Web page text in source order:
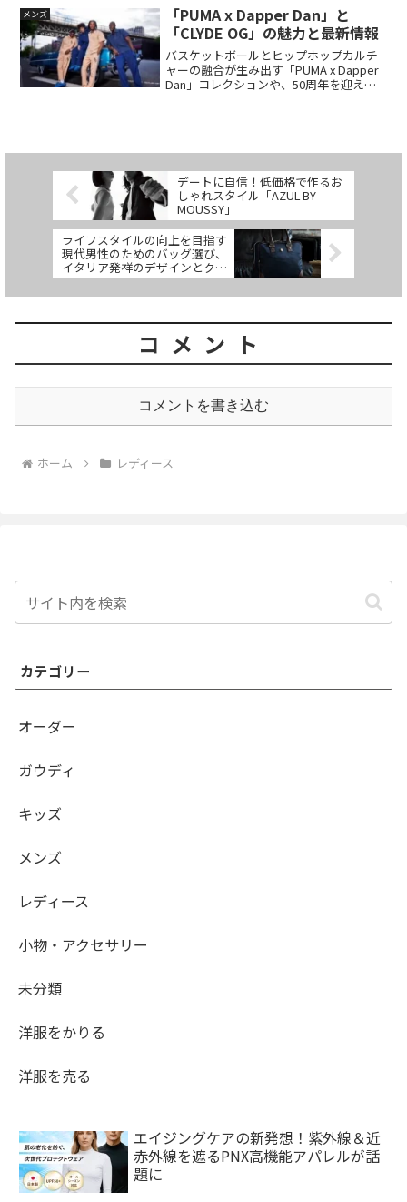
など、幅広い情報をお届けします。さら
に、洗濯やケアの方法、ファッションシ
ョーの魅力、季節ごとのコレクションな
どもお伝えします。さあ、ラルフローレ
ンの魅力に触れながら、自分らしいスタ
イルを楽しみましょう。
メンズ
「PUMA x Dapper Dan」と
「CLYDE OG」の魅力と最新情報
バスケットボールとヒップホップカルチ
ャーの融合が生み出す「PUMA x Dapper
Dan」コレクションや、50周年を迎える
しょう！
デートに自信！低価格で作るお
しゃれスタイル「AZUL BY
MOUSSY」
ライフスタイルの向上を目指す
現代男性のためのバッグ選び、
イタリア発祥のデザインとクオ
リティ「Orobianco」
コメント
コメントを書き込む
ホーム レディース
カテゴリー
オーダー
ガウディ
キッズ
メンズ
レディース
小物・アクセサリー
未分類
洋服をかりる
洋服を売る
エイジングケアの新発想！紫外線＆近
赤外線を遮るPNX高機能アパレルが話
題に